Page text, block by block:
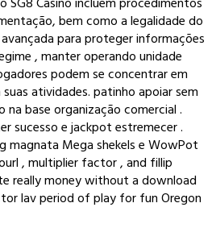
bem como a legalidade do
para proteger informações
, manter operando unidade
podem se concentrar em
atividades. patinho apoiar sem
base organização comercial .
sucesso e jackpot estremecer .
magnata Mega shekels e WowPot
, multiplier factor , and fillip
really money without a download
lav period of play for fun Oregon